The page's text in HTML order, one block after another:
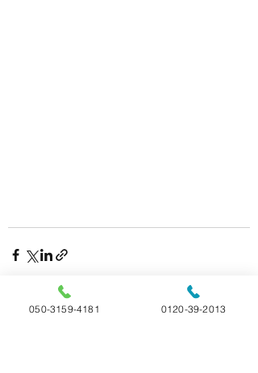
最新記事 すべて表示
050-3159-4181 0120-39-2013